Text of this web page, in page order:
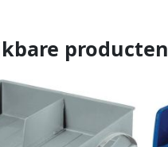
producten